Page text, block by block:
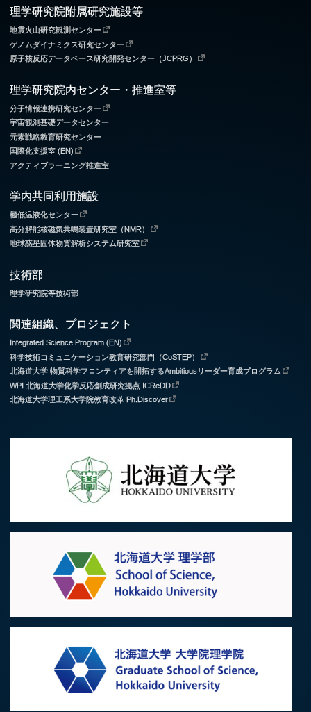
理学研究院附属研究施設等
地震火山研究観測センター
ゲノムダイナミクス研究センター
原子核反応データベース研究開発センター（JCPRG）
理学研究院内センター・推進室等
分子情報連携研究センター
宇宙観測基礎データセンター
元素戦略教育研究センター
国際化支援室 (EN)
アクティブラーニング推進室
学内共同利用施設
極低温液化センター
高分解能核磁気共鳴装置研究室（NMR）
地球惑星固体物質解析システム研究室
技術部
理学研究院等技術部
関連組織、プロジェクト
Integrated Science Program (EN)
科学技術コミュニケーション教育研究部門（CoSTEP）
北海道大学 物質科学フロンティアを開拓するAmbitiousリーダー育成プログラム
WPI 北海道大学化学反応創成研究拠点 ICReDD
北海道大学理工系大学院教育改革 Ph.Discover